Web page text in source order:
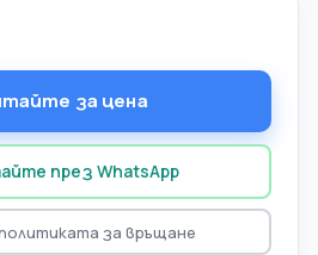
за цена
през WhatsApp
за връщане